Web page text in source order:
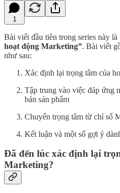
1
Bài viết đầu tiên trong series này là
hoạt động Marketing”. Bài viết
như sau:
Xác định lại trọng tâm của
Tập trung vào việc đáp ứng
bán sản phẩm
Chuyển trọng tâm từ chỉ số
Kết luận và một số gợi ý
Đã đến lúc xác định lại
Marketing?